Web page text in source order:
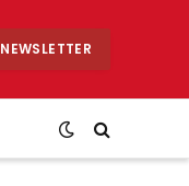
NEWSLETTER